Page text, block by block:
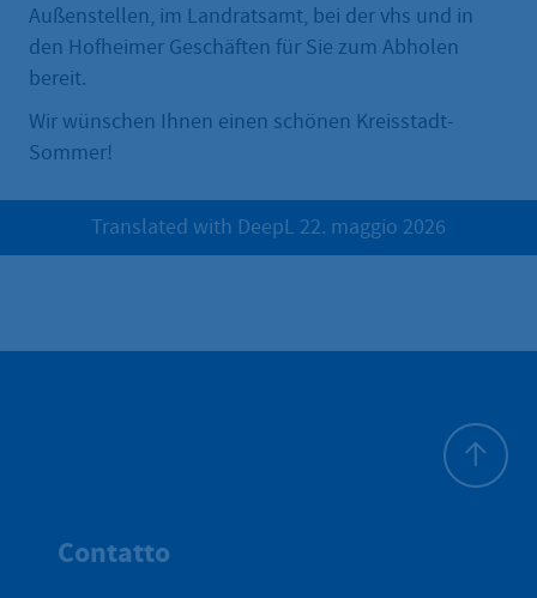
Außenstellen, im Landratsamt, bei der vhs und in
den Hofheimer Geschäften für Sie zum Abholen
bereit.
Wir wünschen Ihnen einen schönen Kreisstadt-
Sommer!
Translated with DeepL 22. maggio 2026
Contatto